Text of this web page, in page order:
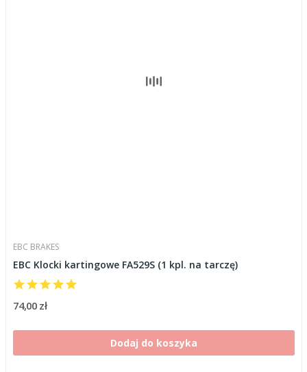
EBC BRAKES
EBC Klocki kartingowe FA529S (1 kpl. na tarczę)
74,00 zł
Dodaj do koszyka